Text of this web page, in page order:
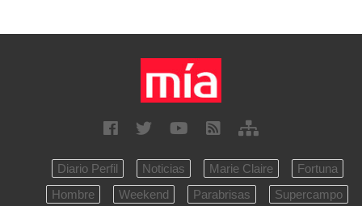
Diario Perfil Noticias Marie Claire
Fortuna
Hombre
Weekend Parabrisas
Supercampo